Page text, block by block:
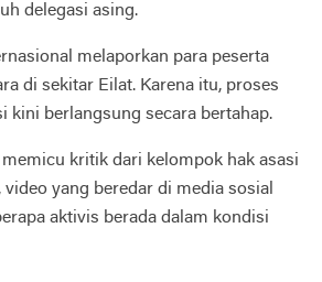
delegasi asing.
melaporkan para peserta
di sekitar Eilat. Karena itu, proses
kini berlangsung secara bertahap.
memicu kritik dari kelompok hak asasi
yang beredar di media sosial
aktivis berada dalam kondisi